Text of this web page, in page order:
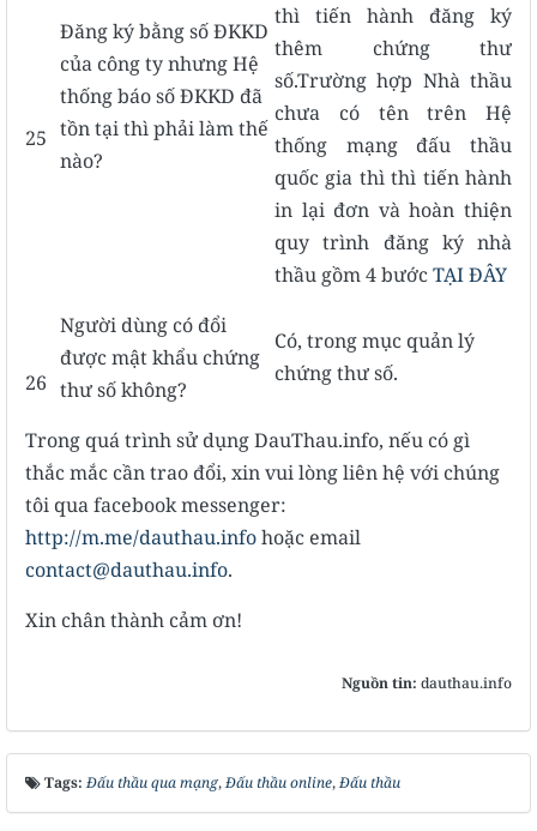
25
Đăng ký bằng số ĐKKD
của công ty nhưng Hệ
thống báo số ĐKKD đã
tồn tại thì phải làm thế
nào?
thì tiến hành đăng ký
thêm chứng thư
số.Trường hợp Nhà thầu
chưa có tên trên Hệ
thống mạng đấu thầu
quốc gia thì thì tiến hành
in lại đơn và hoàn thiện
quy trình đăng ký nhà
thầu gồm 4 bướcTẠI ĐÂY
26
Người dùng có đổi
được mật khẩu chứng
thư số không?
Có, trong mục quản lý
chứng thư số.
Trong quá trình sử dụng DauThau.info, nếu có gì
thắc mắc cần trao đổi, xin vui lòng liên hệ với chúng
tôi qua facebook messenger:
http://m.me/dauthau.infohoặc email
contact@dauthau.info.
Xin chân thành cảm ơn!
Nguồn tin: dauthau.info
Tags:Đấu thầu qua mạng,Đấu thầu online,Đấu thầu